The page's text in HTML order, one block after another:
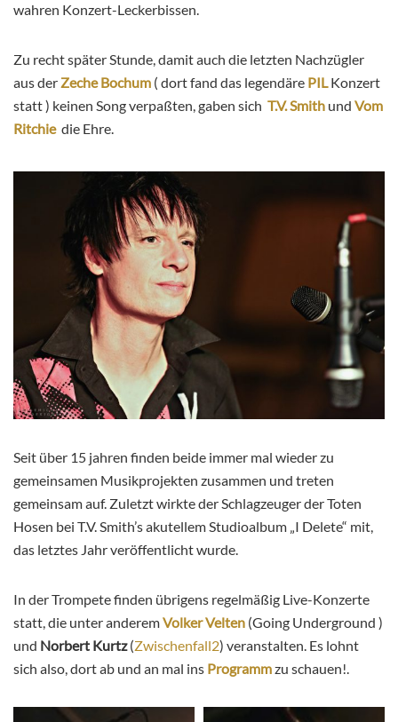
wahren Konzert-Leckerbissen.
Zu recht später Stunde, damit auch die letzten Nachzügler
aus derZeche Bochum ( dort fand das legendäre PILKonzert
statt ) keinen Song verpaßten, gaben sich T.V. Smith und Vom
Ritchie die Ehre.
Seit über 15 jahren finden beide immer mal wieder zu
gemeinsamen Musikprojekten zusammen und treten
gemeinsam auf. Zuletzt wirkte der Schlagzeuger der Toten
Hosen bei T.V. Smith’s akutellem Studioalbum „I Delete“ mit,
das letztes Jahr veröffentlicht wurde.
In der Trompete finden übrigens regelmäßig Live-Konzerte
statt, die unter anderemVolker Velten (Going Underground )
und Norbert Kurtz(Zwischenfall2) veranstalten. Es lohnt
sich also, dort ab und an mal ins Programmzu schauen!.